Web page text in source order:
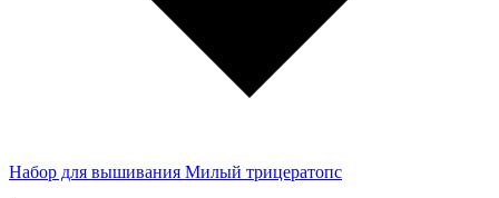
Набор для вышивания Милый трицератопс